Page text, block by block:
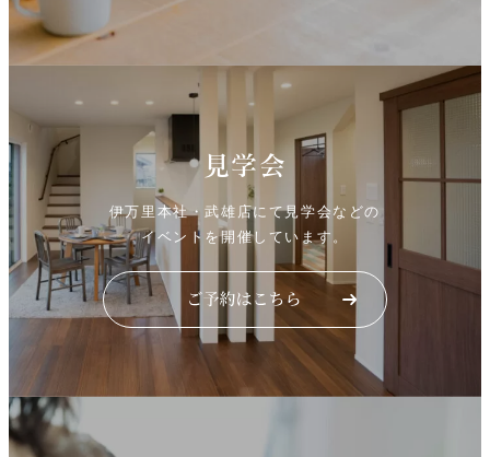
見学会
伊万里本社・武雄店にて見学会などの
イベントを開催しています。